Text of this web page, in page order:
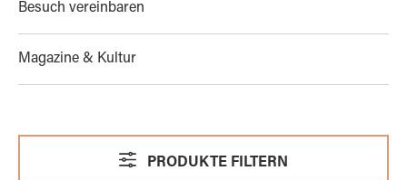
Besuch vereinbaren
Magazine & Kultur
PRODUKTE FILTERN